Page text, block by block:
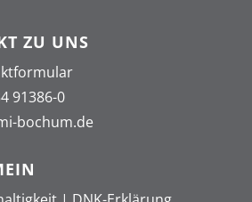
ZU UNS
91386-0
bochum.de